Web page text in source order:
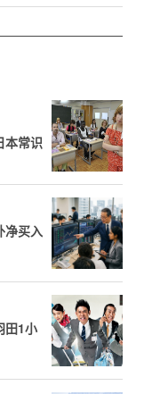
本常识
净买入
田1小